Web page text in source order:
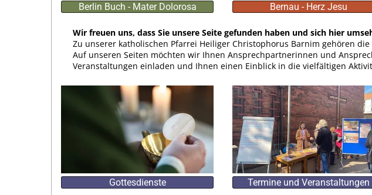
Berlin Buch - Mater Dolorosa Bernau - Herz Jesu
Wir freuen uns, dass Sie unsere Seite gefunden haben und sich hier
Zu unserer katholischen Pfarrei Heiliger Christophorus Barnim gehören
Auf unseren Seiten möchten wir Ihnen Ansprechpartnerinnen und
Veranstaltungen einladen und Ihnen einen Einblick in die vielfältigen
Gottesdienste Termine und Veranstaltungen